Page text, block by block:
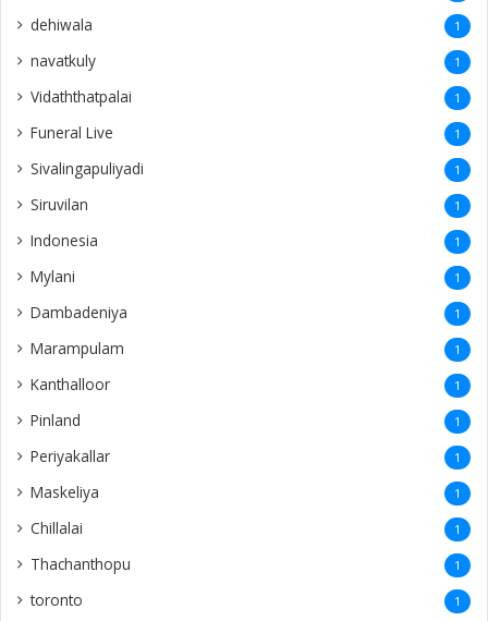
dehiwala 1
navatkuly 1
Vidaththatpalai 1
Funeral Live 1
Sivalingapuliyadi 1
Siruvilan 1
Indonesia 1
Mylani 1
Dambadeniya 1
Marampulam 1
Kanthalloor 1
Pinland 1
Periyakallar 1
Maskeliya 1
Chillalai 1
Thachanthopu 1
toronto 1